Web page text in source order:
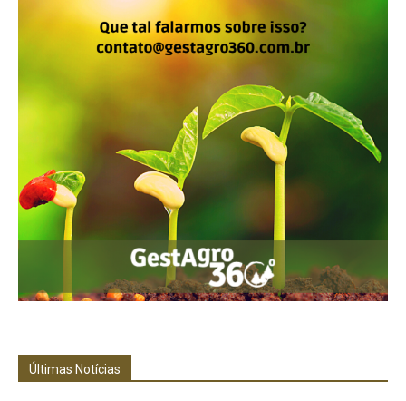
Últimas Notícias